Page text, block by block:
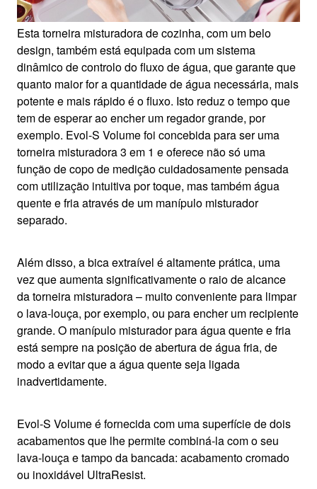
Esta torneira misturadora de cozinha, com um belo
design, também está equipada com um sistema
dinâmico de controlo do fluxo de água, que garante que
quanto maior for a quantidade de água necessária, mais
potente e mais rápido é o fluxo. Isto reduz o tempo que
tem de esperar ao encher um regador grande, por
exemplo. Evol-S Volume foi concebida para ser uma
torneira misturadora 3 em 1 e oferece não só uma
função de copo de medição cuidadosamente pensada
com utilização intuitiva por toque, mas também água
quente e fria através de um manípulo misturador
separado.
Além disso, a bica extraível é altamente prática, uma
vez que aumenta significativamente o raio de alcance
da torneira misturadora – muito conveniente para limpar
o lava-louça, por exemplo, ou para encher um recipiente
grande. O manípulo misturador para água quente e fria
está sempre na posição de abertura de água fria, de
modo a evitar que a água quente seja ligada
inadvertidamente.
Evol-S Volume é fornecida com uma superfície de dois
acabamentos que lhe permite combiná-la com o seu
lava-louça e tampo da bancada: acabamento cromado
ou inoxidável UltraResist.